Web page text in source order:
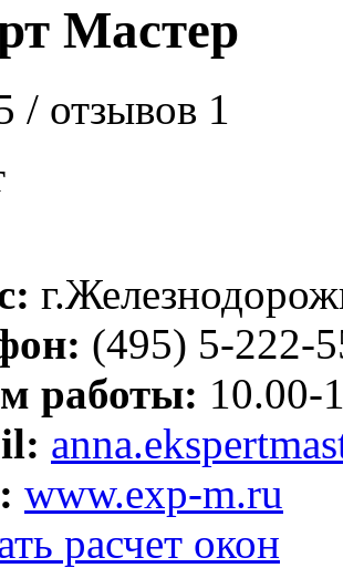
Мастер
/ отзывов 1
г.
(495) 5-222-
работы: 10.00-
www.exp-m.ru
расчет окон